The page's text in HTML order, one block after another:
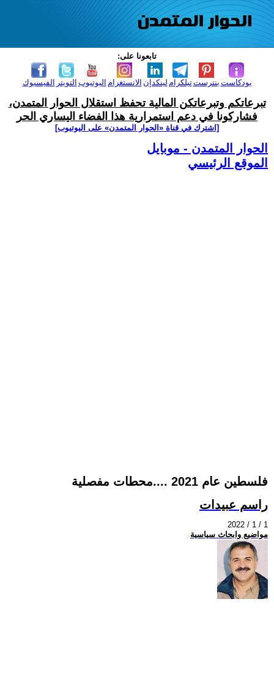
تابعونا على:
الفيسبوك التويتر اليوتيوب الانستغرام لينكدإن تيلكرامبنترست بودكاست
تبرعاتكم وتبرعاتكن المالية تحفظ استقلال الحوار المتمدن،
فشاركونا في دعم استمرارية هذا الفضاء اليساري الحر
[اشترك في قناة ‫«الحوار المتمدن» على اليوتيوب]
الحوار المتمدن - موبايل
الموقع الرئيسي
فلسطين عام 2021 ....محطات مفصلية
راسم عبيدات
2022 / 1 / 1
مواضيع وابحاث سياسية